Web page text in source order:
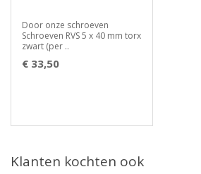
Door onze schroeven
Schroeven RVS 5 x 40 mm torx
zwart (per ..
€ 33,50
Klanten kochten ook